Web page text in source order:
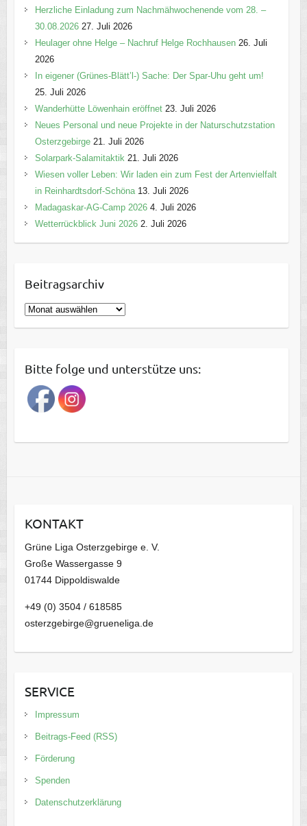
Herzliche Einladung zum Nachmähwochenende vom 28. –
30.08.2026 27. Juli 2026
Heulager ohne Helge – Nachruf Helge Rochhausen 26. Juli
2026
In eigener (Grünes-Blätt’l-) Sache: Der Spar-Uhu geht um!
25. Juli 2026
Wanderhütte Löwenhain eröffnet 23. Juli 2026
Neues Personal und neue Projekte in der Naturschutzstation
Osterzgebirge 21. Juli 2026
Solarpark-Salamitaktik 21. Juli 2026
Wiesen voller Leben: Wir laden ein zum Fest der Artenvielfalt
in Reinhardtsdorf-Schöna 13. Juli 2026
Madagaskar-AG-Camp 2026 4. Juli 2026
Wetterrückblick Juni 2026 2. Juli 2026
Beitragsarchiv
B
e
r
a
g
a
v
Bitte folge und unterstütze uns:
KONTAKT
Grüne Liga Osterzgebirge e. V.
Große Wassergasse 9
01744 Dippoldiswalde
+49 (0) 3504 / 618585
osterzgebirge@grueneliga.de
SERVICE
Impressum
Beitrags-Feed (RSS)
Förderung
Spenden
Datenschutzerklärung